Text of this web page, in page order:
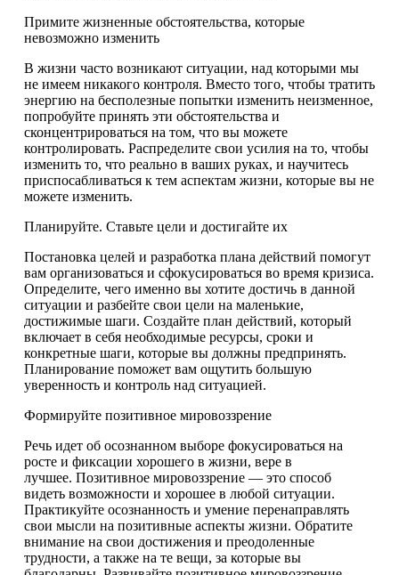
Примите жизненные обстоятельства, которые
невозможно изменить
В жизни часто возникают ситуации, над которыми мы
не имеем никакого контроля. Вместо того, чтобы тратить
энергию на бесполезные попытки изменить неизменное,
попробуйте принять эти обстоятельства и
сконцентрироваться на том, что вы можете
контролировать. Распределите свои усилия на то, чтобы
изменить то, что реально в ваших руках, и научитесь
приспосабливаться к тем аспектам жизни, которые вы не
можете изменить.
Планируйте. Ставьте цели и достигайте их
Постановка целей и разработка плана действий помогут
вам организоваться и сфокусироваться во время кризиса.
Определите, чего именно вы хотите достичь в данной
ситуации и разбейте свои цели на маленькие,
достижимые шаги. Создайте план действий, который
включает в себя необходимые ресурсы, сроки и
конкретные шаги, которые вы должны предпринять.
Планирование поможет вам ощутить большую
уверенность и контроль над ситуацией.
Формируйте позитивное мировоззрение
Речь идет об осознанном выборе фокусироваться на
росте и фиксации хорошего в жизни, вере в
лучшее. Позитивное мировоззрение — это способ
видеть возможности и хорошее в любой ситуации.
Практикуйте осознанность и умение перенаправлять
свои мысли на позитивные аспекты жизни. Обратите
внимание на свои достижения и преодоленные
трудности, а также на те вещи, за которые вы